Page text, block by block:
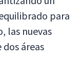
para
las nuevas
áreas